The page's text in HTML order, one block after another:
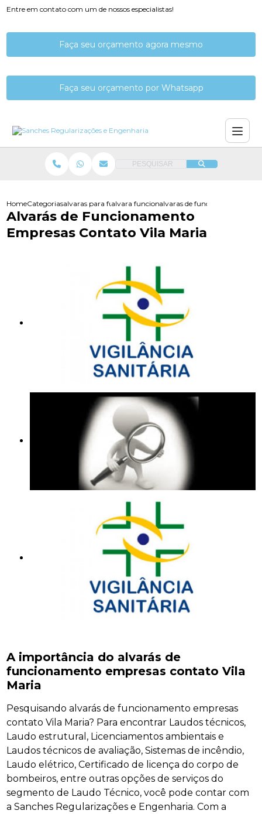
Entre em contato com um de nossos especialistas!
Faça seu orçamento agora mesmo
Faça seu orçamento por Whatsapp
PESQUISAR
HomeCategoriasalvaras para funcionamentoalvara funcionamento de empresa
alvaras de funcionamento
Alvarás de Funcionamento
Empresas Contato Vila Maria
A importância do alvarás de
funcionamento empresas contato Vila
Maria
Pesquisando alvarás de funcionamento empresas
contato Vila Maria? Para encontrar Laudos técnicos,
Laudo estrutural, Licenciamentos ambientais e
Laudos técnicos de avaliação, Sistemas de incêndio,
Laudo elétrico, Certificado de licença do corpo de
bombeiros, entre outras opções de serviços do
segmento de Laudo Técnico, você pode contar com
a Sanches Regularizações e Engenharia. Com a